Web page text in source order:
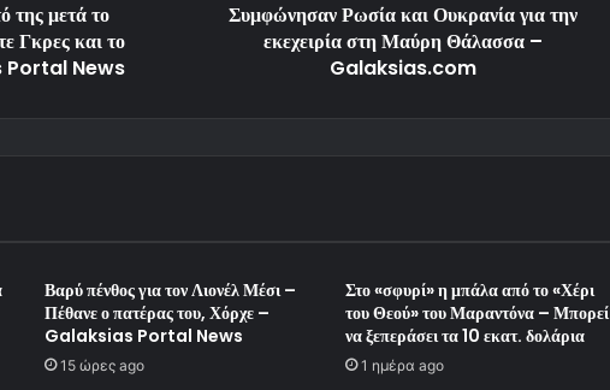
της μετά το
Γκρες και το
Portal News
Συμφώνησαν Ρωσία και Ουκρανία για την
εκεχειρία στη Μαύρη Θάλασσα –
Galaksias.com
Βαρύ πένθος για τον Λιονέλ Μέσι –
Πέθανε ο πατέρας του, Χόρχε –
Galaksias Portal News
15 ώρες ago
Στο «σφυρί» η μπάλα από το «Χέρι
του Θεού» του Μαραντόνα – Μπορεί
να ξεπεράσει τα 10 εκατ. δολάρια
1 ημέρα ago